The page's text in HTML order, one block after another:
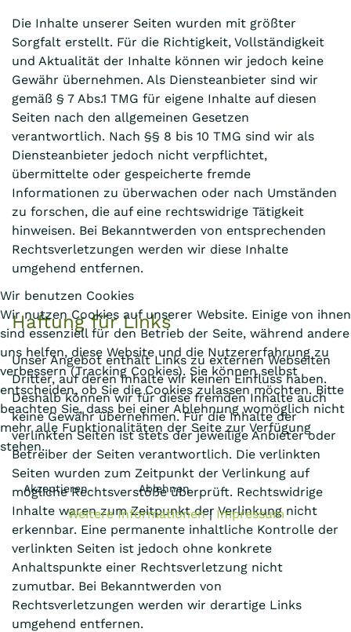
Die Inhalte unserer Seiten wurden mit größter
Sorgfalt erstellt. Für die Richtigkeit, Vollständigkeit
und Aktualität der Inhalte können wir jedoch keine
Gewähr übernehmen. Als Diensteanbieter sind wir
gemäß § 7 Abs.1 TMG für eigene Inhalte auf diesen
Seiten nach den allgemeinen Gesetzen
verantwortlich. Nach §§ 8 bis 10 TMG sind wir als
Diensteanbieter jedoch nicht verpflichtet,
übermittelte oder gespeicherte fremde
Informationen zu überwachen oder nach Umständen
zu forschen, die auf eine rechtswidrige Tätigkeit
hinweisen. Bei Bekanntwerden von entsprechenden
Rechtsverletzungen werden wir diese Inhalte
umgehend entfernen.
Haftung für Links
Unser Angebot enthält Links zu externen Webseiten
Dritter, auf deren Inhalte wir keinen Einfluss haben.
Deshalb können wir für diese fremden Inhalte auch
keine Gewähr übernehmen. Für die Inhalte der
verlinkten Seiten ist stets der jeweilige Anbieter oder
Betreiber der Seiten verantwortlich. Die verlinkten
Seiten wurden zum Zeitpunkt der Verlinkung auf
mögliche Rechtsverstöße überprüft. Rechtswidrige
Inhalte waren zum Zeitpunkt der Verlinkung nicht
erkennbar. Eine permanente inhaltliche Kontrolle der
verlinkten Seiten ist jedoch ohne konkrete
Anhaltspunkte einer Rechtsverletzung nicht
zumutbar. Bei Bekanntwerden von
Rechtsverletzungen werden wir derartige Links
umgehend entfernen.
Wir benutzen Cookies
Wir nutzen Cookies auf unserer Website. Einige von ihnen
sind essenziell für den Betrieb der Seite, während andere
uns helfen, diese Website und die Nutzererfahrung zu
verbessern (Tracking Cookies). Sie können selbst
entscheiden, ob Sie die Cookies zulassen möchten. Bitte
beachten Sie, dass bei einer Ablehnung womöglich nicht
mehr alle Funktionalitäten der Seite zur Verfügung
stehen.
Akzeptieren Ablehnen
Weitere Informationen| Impressum